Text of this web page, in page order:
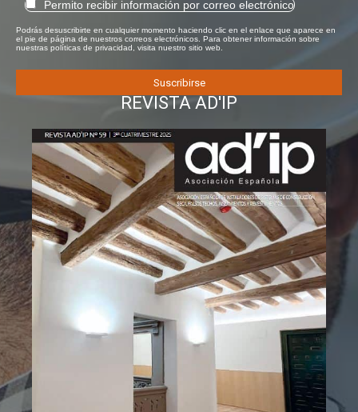
Permito recibir información por correo electrónico
Podrás desuscribirte en cualquier momento haciendo clic en el enlace que aparece en
el pie de página de nuestros correos electrónicos. Para obtener información sobre
nuestras políticas de privacidad, visita nuestro sitio web.
REVISTA AD'IP